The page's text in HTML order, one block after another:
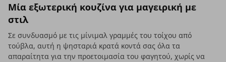
Μία εξωτερική κουζίνα για μαγειρική με
στιλ
Σε συνδυασμό με τις μίνιμαλ γραμμές του τοίχου από
τούβλα, αυτή η ψησταριά κρατά κοντά σας όλα τα
απαραίτητα για την προετοιμασία του φαγητού, χωρίς να